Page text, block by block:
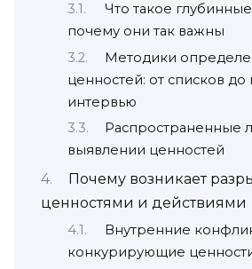
Что такое
почему они так важны
Методики
ценностей: от списков до
интервью
Распространенные
выявлении ценностей
Почему возникает
ценностями и действиями
Внутренние
конкурирующие